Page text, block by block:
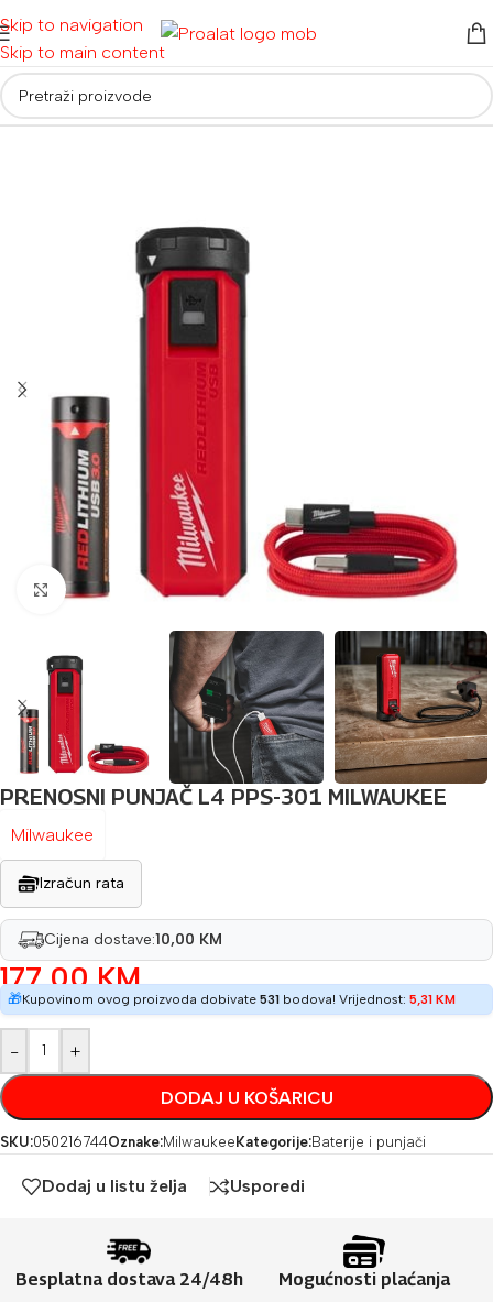
Skip to navigation
Skip to main content
Početna/ Akumulatorski alati
Povećaj sliku
PRENOSNI PUNJAČ L4 PPS-301 MILWAUKEE
Milwaukee
Izračun rata
Cijena dostave:10,00 KM
177,00KM
🎁Kupovinom ovog proizvoda dobivate 531 bodova! Vrijednost: 5,31 KM
- +
DODAJ U KOŠARICU
SKU:050216744Oznake:Milwaukee Kategorije:Baterije i punjači
Dodaj u listu želja Usporedi
Besplatna dostava 24/48h Mogućnosti plaćanja